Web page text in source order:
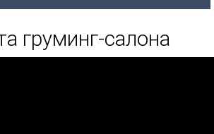
груминг-салона